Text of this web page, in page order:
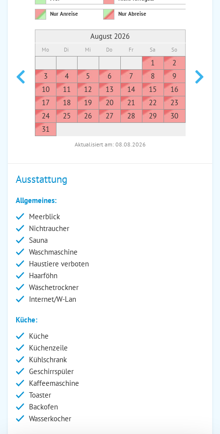
Nur Anreise Nur Abreise
August 2026
Mo Di Mi Do Fr Sa So
1
2
3
4 5 6 7 8
9
10
11 12 13 14 15
16
17
18 19 20 21 22
23
24
25 26 27 28 29
30
31
7
Aktualisiert am: 08.08.2026
Ausstattung
Allgemeines:
Meerblick
Nichtraucher
Sauna
Waschmaschine
Haustiere verboten
Haarföhn
Wäschetrockner
Internet/W-Lan
Küche:
Küche
Küchenzeile
Kühlschrank
Geschirrspüler
Kaffeemaschine
Toaster
Backofen
Wasserkocher